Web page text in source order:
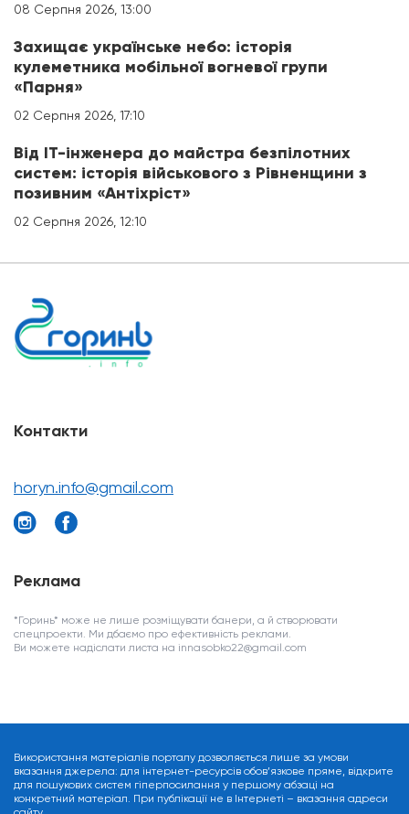
08 Серпня 2026, 13:00
Захищає українське небо: історія
кулеметника мобільної вогневої групи
«Парня»
02 Серпня 2026, 17:10
Від IT-інженера до майстра безпілотних
систем: історія військового з Рівненщини з
позивним «Антіхріст»
02 Серпня 2026, 12:10
Контакти
horyn.info@gmail.com
Реклама
*Горинь* може не лише розміщувати банери, а й створювати
спецпроекти. Ми дбаємо про ефективність реклами.
Ви можете надіслати листа на innasobko22@gmail.com
Використання матеріалів порталу дозволяється лише за умови
вказання джерела: для інтернет-ресурсів обов’язкове пряме, відкрите
для пошукових систем гіперпосилання у першому абзаці на
конкретний матеріал. При публікації не в Інтернеті – вказання адреси